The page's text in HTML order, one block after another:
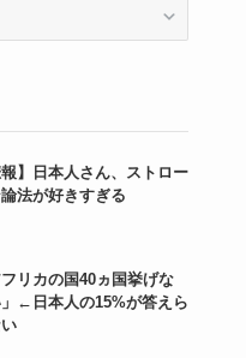
報】日本人さん、ストロー
法が好きすぎる
フリカの国40ヵ国挙げな
←日本人の15%が答えら